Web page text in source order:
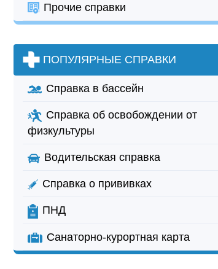
Прочие справки
ПОПУЛЯРНЫЕ СПРАВКИ
Справка в бассейн
Справка об освобождении от
физкультуры
Водительская справка
Справка о прививках
ПНД
Санаторно-курортная карта